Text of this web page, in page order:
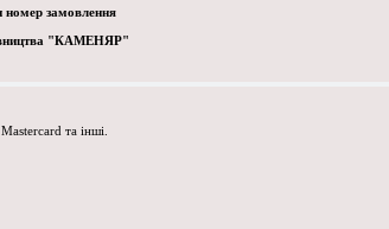
номер замовлення
"КАМЕНЯР"
та інші.